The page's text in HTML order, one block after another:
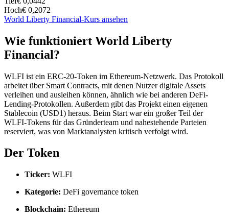
Hoch€ 0,2072
World Liberty Financial-Kurs ansehen
Wie funktioniert World Liberty
Financial?
WLFI ist ein ERC-20-Token im Ethereum-Netzwerk. Das Protokoll
arbeitet über Smart Contracts, mit denen Nutzer digitale Assets
verleihen und ausleihen können, ähnlich wie bei anderen DeFi-
Lending-Protokollen. Außerdem gibt das Projekt einen eigenen
Stablecoin (USD1) heraus. Beim Start war ein großer Teil der
WLFI-Tokens für das Gründerteam und nahestehende Parteien
reserviert, was von Marktanalysten kritisch verfolgt wird.
Der Token
Ticker: WLFI
Kategorie: DeFi governance token
Blockchain: Ethereum